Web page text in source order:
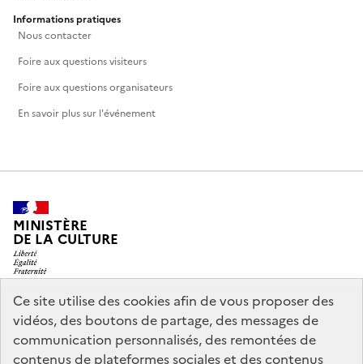
Ce site utilise des cookies afin de vous proposer des
vidéos, des boutons de partage, des messages de
communication personnalisés, des remontées de
contenus de plateformes sociales et des contenus
Informations pratiques
Nous contacter
Foire aux questions visiteurs
Foire aux questions organisateurs
En savoir plus sur l'événement
MINISTÈRE
DE LA CULTURE
legifrance.gouv.fr
info.gouv.fr
service-public.gouv.fr
data.gouv.fr